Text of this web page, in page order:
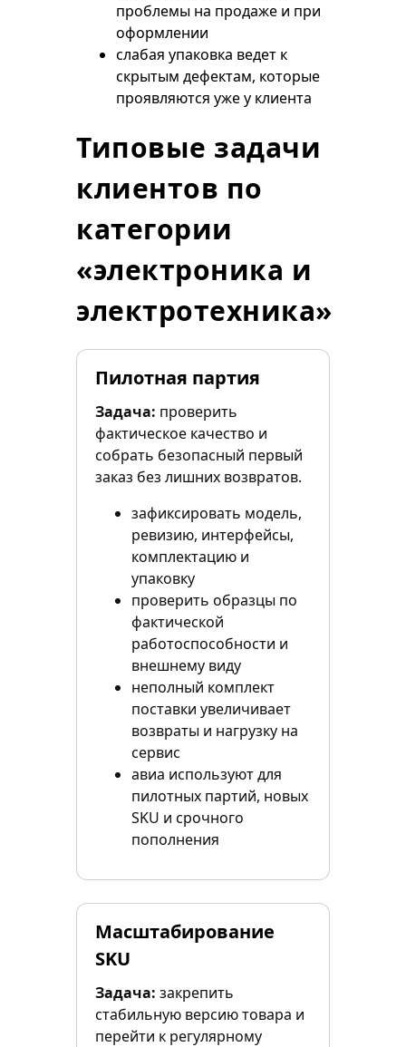
проблемы на продаже и при
оформлении
слабая упаковка ведет к
скрытым дефектам, которые
проявляются уже у клиента
Типовые задачи
клиентов по
категории
«электроника и
электротехника»
Пилотная партия
Задача: проверить
фактическое качество и
собрать безопасный первый
заказ без лишних возвратов.
зафиксировать модель,
ревизию, интерфейсы,
комплектацию и
упаковку
проверить образцы по
фактической
работоспособности и
внешнему виду
неполный комплект
поставки увеличивает
возвраты и нагрузку на
сервис
авиа используют для
пилотных партий, новых
SKU и срочного
пополнения
Масштабирование
SKU
Задача: закрепить
стабильную версию товара и
перейти к регулярному